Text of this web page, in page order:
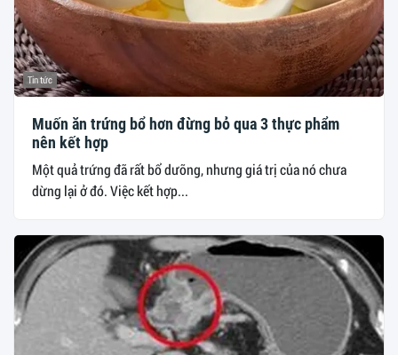
Tin tức
Muốn ăn trứng bổ hơn đừng bỏ qua 3 thực phẩm
nên kết hợp
Một quả trứng đã rất bổ dưỡng, nhưng giá trị của nó chưa
dừng lại ở đó. Việc kết hợp...